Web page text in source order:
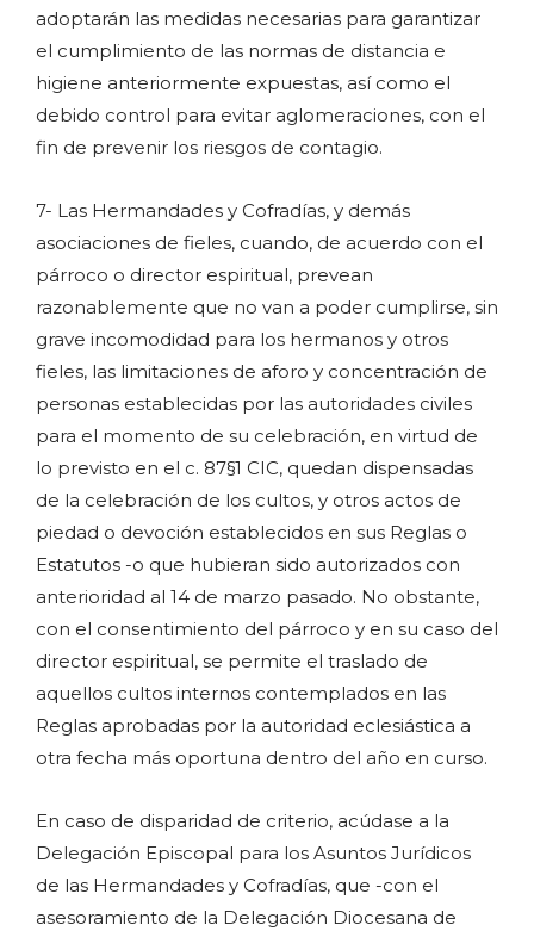
adoptarán las medidas necesarias para garantizar
el cumplimiento de las normas de distancia e
higiene anteriormente expuestas, así como el
debido control para evitar aglomeraciones, con el
fin de prevenir los riesgos de contagio.
7- Las Hermandades y Cofradías, y demás
asociaciones de fieles, cuando, de acuerdo con el
párroco o director espiritual, prevean
razonablemente que no van a poder cumplirse, sin
grave incomodidad para los hermanos y otros
fieles, las limitaciones de aforo y concentración de
personas establecidas por las autoridades civiles
para el momento de su celebración, en virtud de
lo previsto en el c. 87§1 CIC, quedan dispensadas
de la celebración de los cultos, y otros actos de
piedad o devoción establecidos en sus Reglas o
Estatutos -o que hubieran sido autorizados con
anterioridad al 14 de marzo pasado. No obstante,
con el consentimiento del párroco y en su caso del
director espiritual, se permite el traslado de
aquellos cultos internos contemplados en las
Reglas aprobadas por la autoridad eclesiástica a
otra fecha más oportuna dentro del año en curso.
En caso de disparidad de criterio, acúdase a la
Delegación Episcopal para los Asuntos Jurídicos
de las Hermandades y Cofradías, que -con el
asesoramiento de la Delegación Diocesana de